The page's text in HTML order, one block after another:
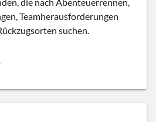
Teamherausforderungen
suchen.